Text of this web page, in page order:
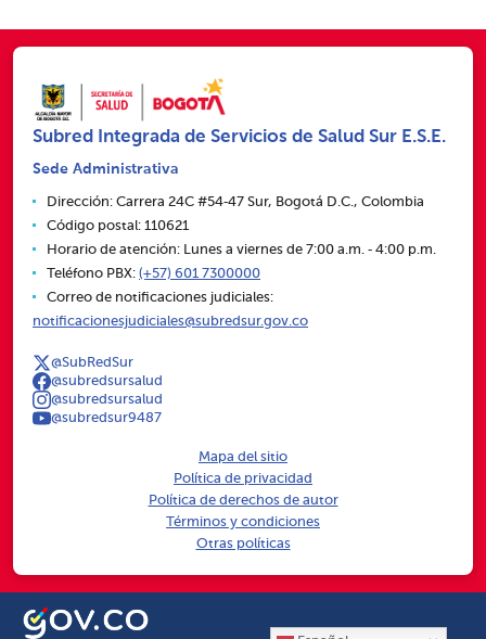
Subred Integrada de Servicios de Salud Sur E.S.E.
Sede Administrativa
Dirección: Carrera 24C #54‑47 Sur, Bogotá D.C., Colombia
Código postal: 110621
Horario de atención: Lunes a viernes de 7:00 a.m. ‑ 4:00 p.m.
Teléfono PBX: (+57) 601 7300000
Correo de notificaciones judiciales:
notificacionesjudiciales@subredsur.gov.co
@SubRedSur
@subredsursalud
@subredsursalud
@subredsur9487
Mapa del sitio
Política de privacidad
Política de derechos de autor
Términos y condiciones
Otras políticas